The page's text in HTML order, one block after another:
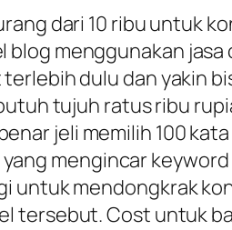
dari 10 ribu untuk
blog menggunakan
dulu dan yakin
tujuh ratus ribu
jeli memilih 100
mengincar
untuk mendongkrak
tersebut. Cost untuk